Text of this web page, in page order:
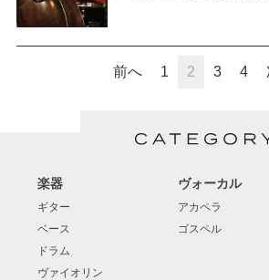
前へ 1 2 3 4
楽器
ギター
ベース
ドラム
ヴァイオリン
ヴォーカル
アカペラ
ゴスペル